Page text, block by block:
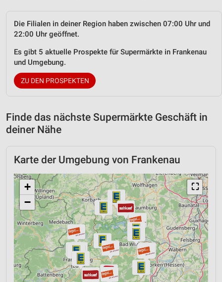
Die Filialen in deiner Region haben zwischen 07:00 Uhr und
22:00 Uhr geöffnet.
Es gibt 5 aktuelle Prospekte für Supermärkte in Frankenau
und Umgebung.
ZU DEN PROSPEKTEN
Finde das nächste Supermärkte Geschäft in
deiner Nähe
Karte der Umgebung von Frankenau
⛶
+
−